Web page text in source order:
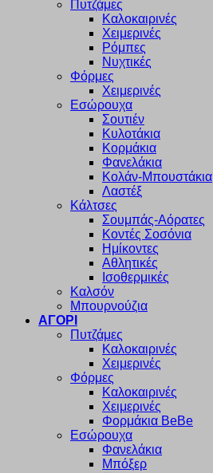
Πυτζάμες
Καλοκαιρινές
Χειμερινές
Ρόμπες
Νυχτικές
Φόρμες
Χειμερινές
Εσώρουχα
Σουτιέν
Κυλοτάκια
Κορμάκια
Φανελάκια
Κολάν-Μπουστάκια
Λαστέξ
Κάλτσες
Σουμπάς-Αόρατες
Κοντές Σοσόνια
Ημίκοντες
Αθλητικές
Ισοθερμικές
Καλσόν
Μπουρνούζια
ΑΓΟΡΙ
Πυτζάμες
Καλοκαιρινές
Χειμερινές
Φόρμες
Καλοκαιρινές
Χειμερινές
Φορμάκια BeBe
Εσώρουχα
Φανελάκια
Μπόξερ